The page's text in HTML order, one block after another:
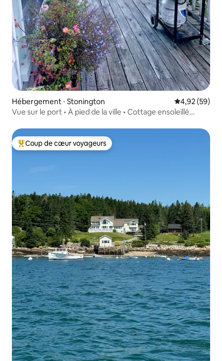
Hébergement ⋅ Stonington Évaluation
4,92 (59)
Vue sur le port • À pied de la ville • Cottage ensoleillé
Coups de cœur voyageurs les plus appréciés
Coup de cœur voyageurs